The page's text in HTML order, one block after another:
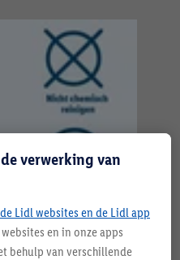
verwerking van
Lidl websites en de Lidl app
en in onze apps
behulp van verschillende